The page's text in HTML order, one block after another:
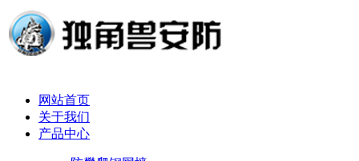
网站首页
关于我们
产品中心